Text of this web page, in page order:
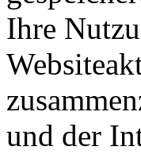
Ihre
und der